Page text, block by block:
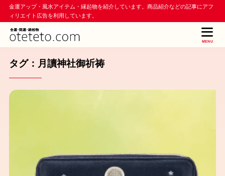
金運アップ・風水アイテム・縁起物を紹介しています。商品紹介などの記事にアフ
ィリエイト広告を利用しています。
MENU
タグ：月讀神社御祈祷